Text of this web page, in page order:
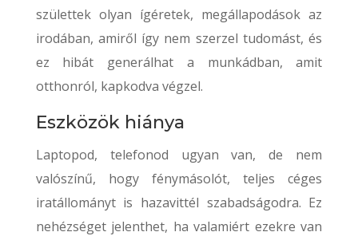
születtek olyan ígéretek, megállapodások az
irodában, amiről így nem szerzel tudomást, és
ez hibát generálhat a munkádban, amit
otthonról, kapkodva végzel.
Eszközök hiánya
Laptopod, telefonod ugyan van, de nem
valószínű, hogy fénymásolót, teljes céges
iratállományt is hazavittél szabadságodra. Ez
nehézséget jelenthet, ha valamiért ezekre van